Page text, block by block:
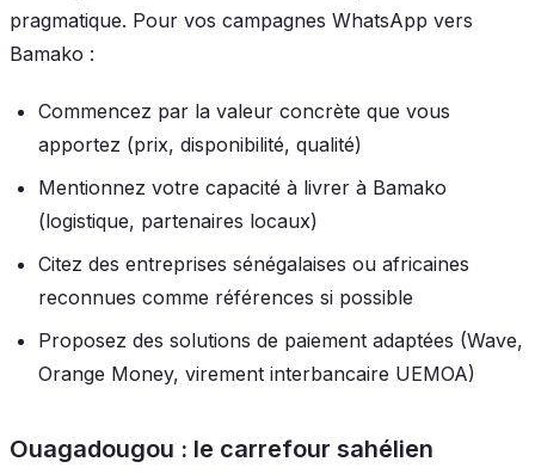
pragmatique. Pour vos campagnes WhatsApp vers
Bamako :
Commencez par la valeur concrète que vous
apportez (prix, disponibilité, qualité)
Mentionnez votre capacité à livrer à Bamako
(logistique, partenaires locaux)
Citez des entreprises sénégalaises ou africaines
reconnues comme références si possible
Proposez des solutions de paiement adaptées (Wave,
Orange Money, virement interbancaire UEMOA)
Ouagadougou : le carrefour sahélien